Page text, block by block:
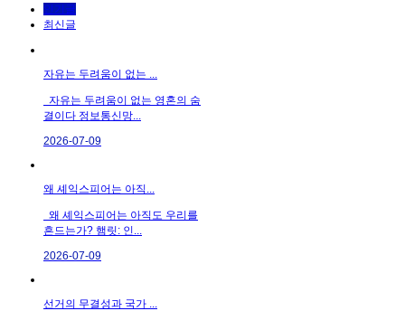
인기글
최신글
자유는 두려움이 없는 ...
자유는 두려움이 없는 영혼의 숨
결이다 정보통신망...
2026-07-09
왜 셰익스피어는 아직...
왜 셰익스피어는 아직도 우리를
흔드는가? 햄릿: 인...
2026-07-09
선거의 무결성과 국가 ...